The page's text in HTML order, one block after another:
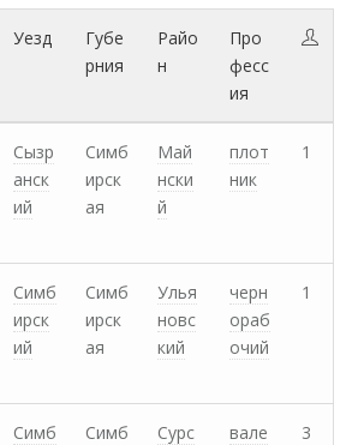
Уезд
Губе
рния
Райо
н
Про
фесс
ия
Сызр
анск
ий
Симб
ирск
ая
Май
нски
й
плот
ник
1
Симб
ирск
ий
Симб
ирск
ая
Улья
новс
кий
черн
ораб
очий
1
Симб
Симб
Сурс
вале
3